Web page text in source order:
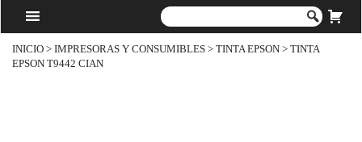
INICIO > IMPRESORAS Y CONSUMIBLES > TINTA EPSON > TINTA
EPSON T9442 CIAN